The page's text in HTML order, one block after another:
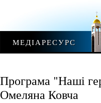
МЕДІАРЕСУРС
Програма "Наші
Омеляна Ковча